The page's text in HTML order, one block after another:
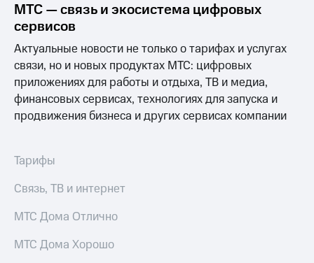
МТС
Достижения
Интервью
Финансовая
Пригласить
спикера
и акционерам
Корпоративное
управление
МТС — связь и экосистема цифровых
сервисов
Актуальные новости не только о тарифах и услугах
связи, но и новых продуктах МТС: цифровых
приложениях для работы и отдыха, ТВ и медиа,
финансовых сервисах, технологиях для запуска и
продвижения бизнеса и других сервисах компании
Тарифы
Связь, ТВ и интернет
МТС Дома Отлично
МТС Дома Хорошо